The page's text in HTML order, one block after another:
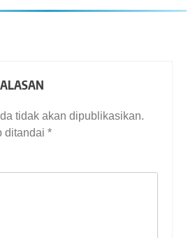
tidak akan dipublikasikan.
ditandai *